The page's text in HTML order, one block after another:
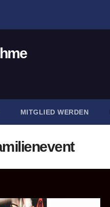
MITGLIED WERDEN